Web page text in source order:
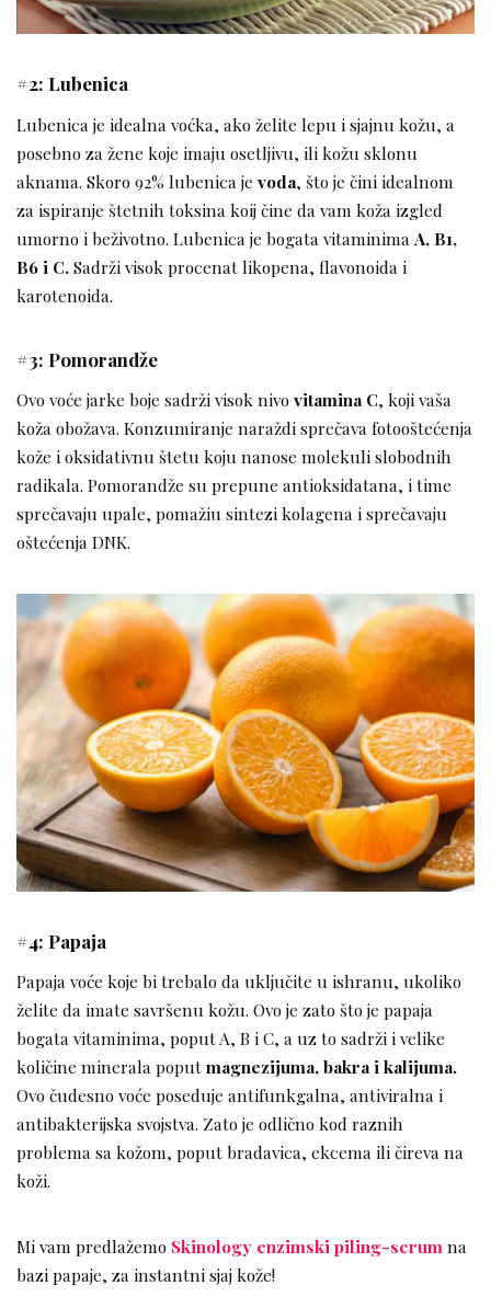
#2: Lubenica
Lubenica je idealna voćka, ako želite lepu i sjajnu kožu, a
posebno za žene koje imaju osetljivu, ili kožu sklonu
aknama. Skoro 92% lubenica je voda, što je čini idealnom
za ispiranje štetnih toksina koij čine da vam koža izgled
umorno i beživotno. Lubenica je bogata vitaminima A, B1,
B6 i C.Sadrži visok procenat likopena, flavonoida i
karotenoida.
#3: Pomorandže
Ovo voće jarke boje sadrži visok nivovitamina C, koji vaša
koža obožava. Konzumiranje naraždi sprečava fotooštećenja
kože i oksidativnu štetu koju nanose molekuli slobodnih
radikala. Pomorandže su prepune antioksidatana, i time
sprečavaju upale, pomažiu sintezi kolagena i sprečavaju
oštećenja DNK.
#4: Papaja
Papaja voće koje bi trebalo da uključite u ishranu, ukoliko
želite da imate savršenu kožu. Ovo je zato što je papaja
bogata vitaminima, poput A, B i C, a uz to sadrži i velike
količine minerala poputmagnezijuma, bakra i kalijuma.
Ovo čudesno voće poseduje antifunkgalna, antiviralna i
antibakterijska svojstva. Zato je odlično kod raznih
problema sa kožom, poput bradavica, ekcema ili čireva na
koži.
Mi vam predlažemo Skinology enzimski piling-serumna
bazi papaje, za instantni sjaj kože!